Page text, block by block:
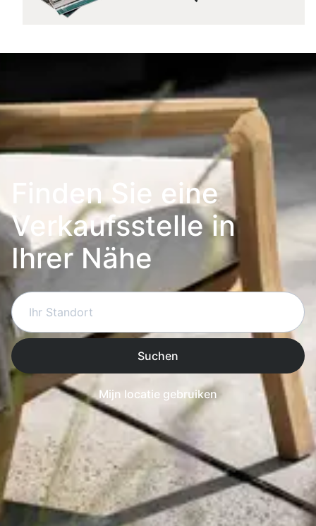
Finden Sie eine
Verkaufsstelle in
Ihrer Nähe
Suchen
Mijn locatie gebruiken